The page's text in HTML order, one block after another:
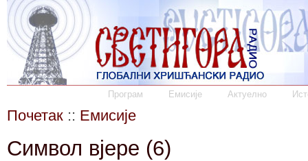
Програм Емисије Актуелно
Почетак :: Емисије
Символ вјере (6)